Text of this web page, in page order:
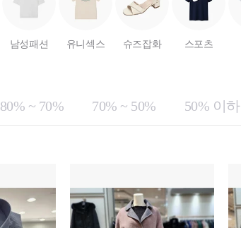
남성패션 유니섹스 슈즈잡화 스포츠
80% ~ 70% 70% ~ 50% 50% 이하